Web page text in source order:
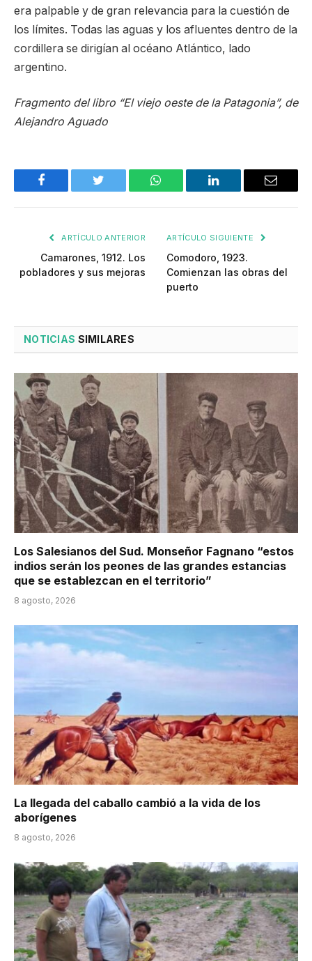
era palpable y de gran relevancia para la cuestión de
los límites. Todas las aguas y los afluentes dentro de la
cordillera se dirigían al océano Atlántico, lado
argentino.
Fragmento del libro “El viejo oeste de la Patagonia”, de
Alejandro Aguado
Facebook Twitter WhatsApp LinkedIn Email
ARTÍCULO ANTERIOR
Camarones, 1912. Los
pobladores y sus mejoras
ARTÍCULO SIGUIENTE
Comodoro, 1923.
Comienzan las obras del
puerto
NOTICIAS SIMILARES
Los Salesianos del Sud. Monseñor Fagnano “estos
indios serán los peones de las grandes estancias
que se establezcan en el territorio”
8 agosto, 2026
La llegada del caballo cambió a la vida de los
aborígenes
8 agosto, 2026